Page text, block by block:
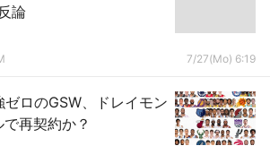
論
7/27(Mo) 6:19
ゼロのGSW、ドレイモン
再契約か？